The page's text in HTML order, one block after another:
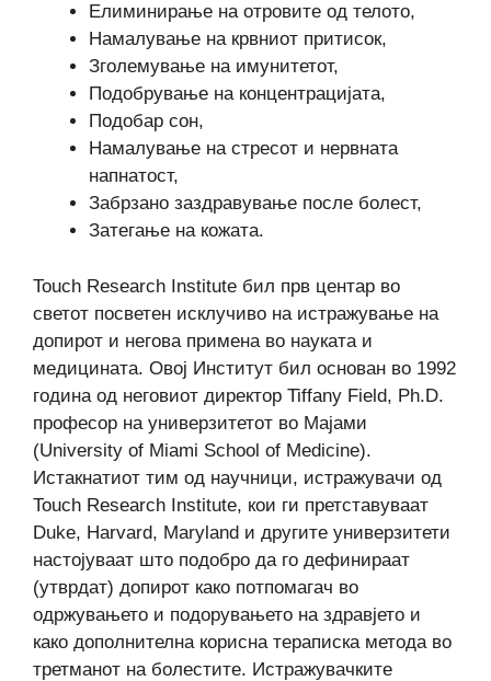
Елиминирање на отровите од телото,
Намалување на крвниот притисок,
Зголемување на имунитетот,
Подобрување на концентрацијата,
Подобар сон,
Намалување на стресот и нервната
напнатост,
Забрзано заздравување после болест,
Затегање на кожата.
Touch Research Institute бил прв центар во
светот посветен исклучиво на истражување на
допирот и негова примена во науката и
медицината. Овој Институт бил основан во 1992
година од неговиот директор Tiffany Field, Ph.D.
професор на универзитетот во Мајами
(University of Miami School of Medicine).
Истакнатиот тим од научници, истражувачи од
Touch Research Institute, кои ги претставуваат
Duke, Harvard, Maryland и другите универзитети
настојуваат што подобро да го дефинираат
(утврдат) допирот како потпомагач во
одржувањето и подорувањето на здравјето и
како дополнителна корисна тераписка метода во
третманот на болестите. Истражувачките